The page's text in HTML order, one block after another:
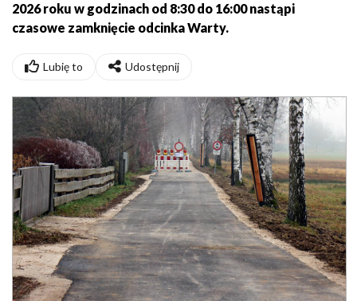
2026 roku w godzinach od 8:30 do 16:00 nastąpi
czasowe zamknięcie odcinkaWarty.
Lubię to Udostępnij